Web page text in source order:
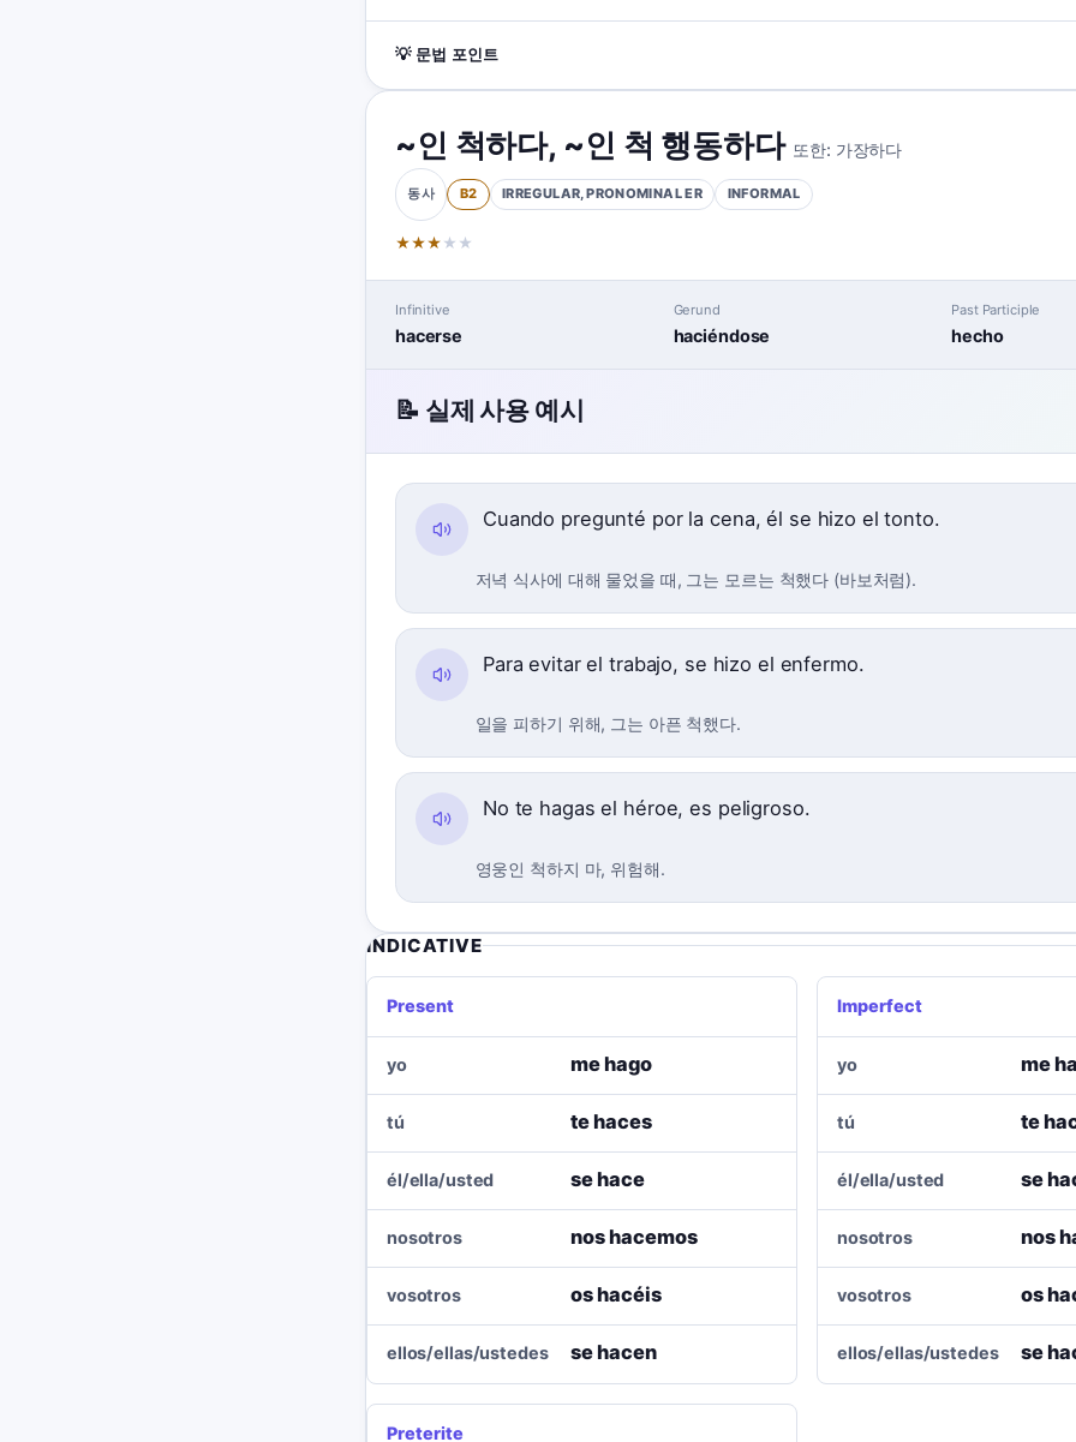
💡 문법 포인트
~인 척하다, ~인 척 행동하다 또한: 가장하다
동사 B2 IRREGULAR, PRONOMINALER INFORMAL
★★★ ★ ★
Infinitive
hacerse
Gerund
haciéndose
Past Participle
hecho
📝 실제 사용 예시
Cuando pregunté por la cena, él se hizo el tonto.
저녁 식사에 대해 물었을 때, 그는 모르는 척했다 (바보처럼).
Para evitar el trabajo, se hizo el enfermo.
일을 피하기 위해, 그는 아픈 척했다.
No te hagas el héroe, es peligroso.
영웅인 척하지 마, 위험해.
INDICATIVE
Present
yo me hago
tú te haces
él/ella/usted se hace
nosotros nos hacemos
vosotros os hacéis
ellos/ellas/ustedes se hacen
Imperfect
yo me
tú te
él/ella/usted se
nosotros nos
vosotros os
ellos/ellas/ustedes se
Preterite